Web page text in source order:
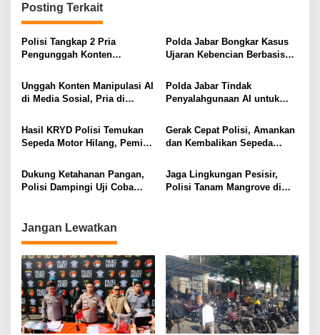
Posting Terkait
Polisi Tangkap 2 Pria
Pengunggah Konten
Palsu Soal Pemerintah di
Threads
Polda Jabar Bongkar Kasus
Ujaran Kebencian Berbasis
dan Finansial
Unggah Konten Manipulasi AI
di Media Sosial, Pria di
Penjara
Polda Jabar Tindak
Penyalahgunaan AI untuk
Gandeng 4 Ahli
Hasil KRYD Polisi Temukan
Sepeda Motor Hilang, Pemilik
Terima Kasih kepada Polri
Gerak Cepat Polisi, Amankan
dan Kembalikan Sepeda
Sempat Hilang
Dukung Ketahanan Pangan,
Polisi Dampingi Uji Coba
Jaga Lingkungan Pesisir,
Polisi Tanam Mangrove di
Jangan Lewatkan